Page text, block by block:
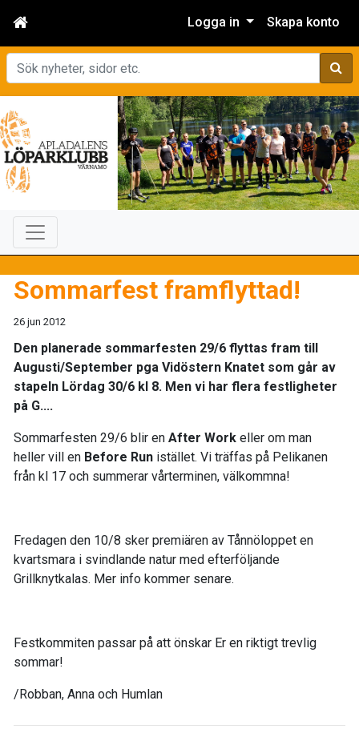
Logga in Skapa konto
Sök
Sommarfest framflyttad!
26 jun 2012
Den planerade sommarfesten 29/6 flyttas fram till
Augusti/September pga Vidöstern Knatet som går av
stapeln Lördag 30/6 kl 8. Men vi har flera festligheter
på G....
Sommarfesten 29/6 blir en After Work eller om man
heller vill en Before Run istället. Vi träffas på Pelikanen
från kl 17 och summerar vårterminen, välkommna!
Fredagen den 10/8 sker premiären av Tånnöloppet en
kvartsmara i svindlande natur med efterföljande
Grillknytkalas. Mer info kommer senare.
Festkommiten passar på att önskar Er en riktigt trevlig
sommar!
/Robban, Anna och Humlan